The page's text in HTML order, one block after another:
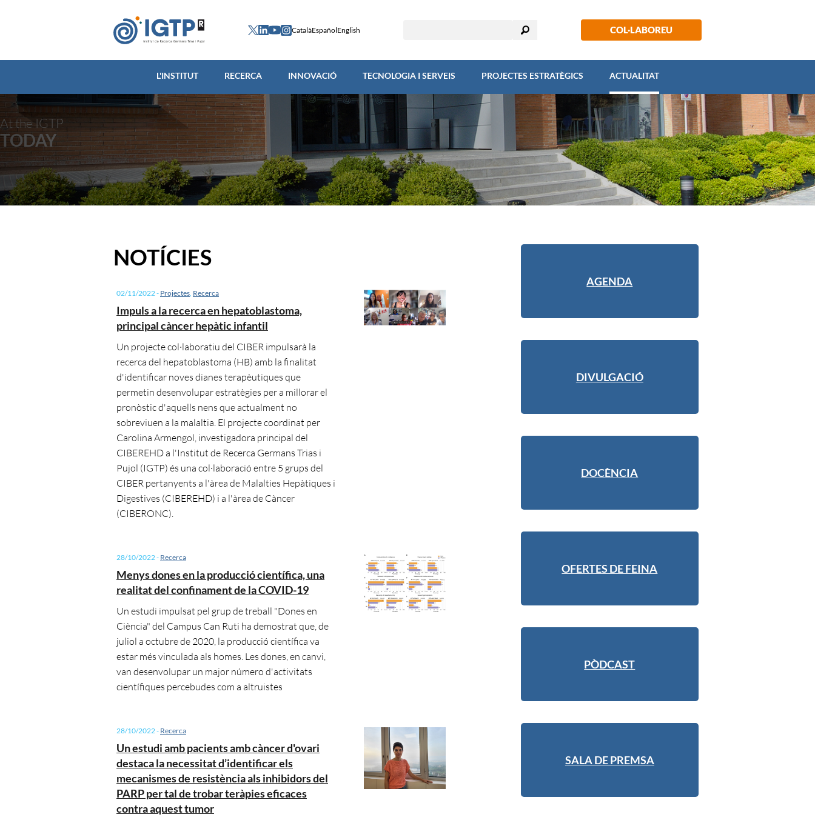
CatalàEspañolEnglish COL·LABOREU
L'INSTITUT RECERCA INNOVACIÓ TECNOLOGIA I SERVEIS PROJECTES ESTRATÈGICS ACTUALITAT
At the IGTP
TODAY
NOTÍCIES
02/11/2022- Projectes, Recerca
Impuls a la recerca en hepatoblastoma,
principal càncer hepàtic infantil
Un projecte col·laboratiu del CIBER impulsarà la
recerca del hepatoblastoma (HB) amb la finalitat
d'identificar noves dianes terapèutiques que
permetin desenvolupar estratègies per a millorar el
pronòstic d'aquells nens que actualment no
sobreviuen a la malaltia. El projecte coordinat per
Carolina Armengol, investigadora principal del
CIBEREHD a l'Institut de Recerca Germans Trias i
Pujol (IGTP) és una col·laboració entre 5 grups del
CIBER pertanyents a l'àrea de Malalties Hepàtiques i
Digestives (CIBEREHD) i a l'àrea de Càncer
(CIBERONC).
28/10/2022- Recerca
Menys dones en la producció científica, una
realitat del confinament de la COVID-19
Un estudi impulsat pel grup de treball "Dones en
Ciència" del Campus Can Ruti ha demostrat que, de
juliol a octubre de 2020, la producció científica va
estar més vinculada als homes. Les dones, en canvi,
van desenvolupar un major número d'activitats
científiques percebudes com a altruistes
28/10/2022- Recerca
Un estudi amb pacients amb càncer d'ovari
destaca la necessitat d’identificar els
mecanismes de resistència als inhibidors del
PARP per tal de trobar teràpies eficaces
contra aquest tumor
AGENDA
DIVULGACIÓ
DOCÈNCIA
OFERTES DE FEINA
PÒDCAST
SALA DE PREMSA